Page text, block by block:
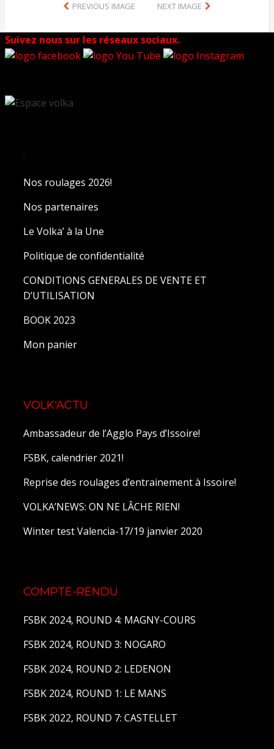
PREVIOUS IMAGE NEXT IMAGE
Suivez nous sur les réseaux sociaux.
.
Nos roulages 2026!
Nos partenaires
Le Volka’ à la Une
Politique de confidentialité
CONDITIONS GENERALES DE VENTE ET
D’UTILISATION
BOOK 2023
Mon panier
VOLK'ACTU
Ambassadeur de l’Agglo Pays d’Issoire!
FSBK, calendrier 2021!
Reprise des roulages d’entrainement à Issoire!
VOLKA’NEWS: ON NE LÂCHE RIEN!
Winter test Valencia-17/19 janvier 2020
COMPTE-RENDU
FSBK 2024, ROUND 4: MAGNY-COURS
FSBK 2024, ROUND 3: NOGARO
FSBK 2024, ROUND 2: LEDENON
FSBK 2024, ROUND 1: LE MANS
FSBK 2022, ROUND 7: CASTELLET